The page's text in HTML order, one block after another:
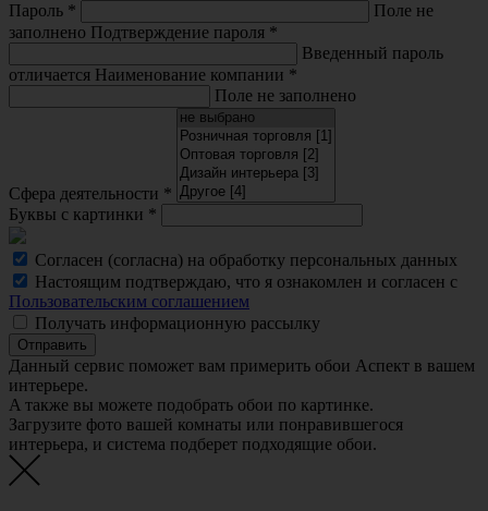
Пароль *
Поле не
заполнено Подтверждение пароля *
Введенный пароль
отличается Наименование компании *
Поле не заполнено
Сфера деятельности *
Буквы с картинки *
Согласен (согласна) на обработку персональных данных
Настоящим подтверждаю, что я ознакомлен и согласен с
Пользовательским соглашением
Получать информационную рассылку
Отправить
Данный сервис поможет вам примерить обои Аспект в вашем
интерьере.
A также вы можете подобрать обои по картинке.
Загрузите фото вашей комнаты или понравившегося
интерьера, и система подберет подходящие обои.